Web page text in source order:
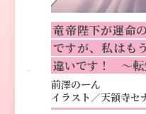
竜帝陛下が運命
ですが、私はも
違いです！ ～転
前澤のーん
イラスト／天領寺セ